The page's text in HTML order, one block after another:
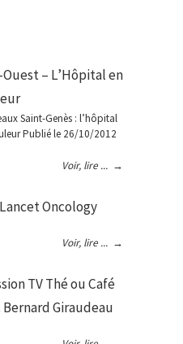
– L’Hôpital en
Saint-Genès : l’hôpital
Publié le 26/10/2012
Voir, lire ... →
Oncology
Voir, lire ... →
TV Thé ou Café
Bernard Giraudeau